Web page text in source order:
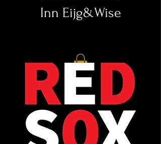
Eat - Drink - Sleep
Inn ​ Eijg&Wise